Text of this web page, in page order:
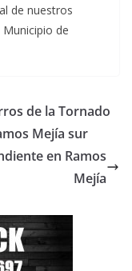
de nuestros
de
de la Tornado
Mejía sur
en Ramos
Mejía